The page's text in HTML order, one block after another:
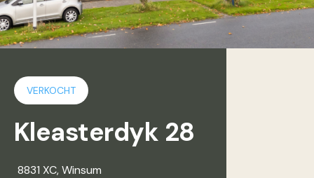
VERKOCHT
Kleasterdyk 28
8831 XC, Winsum